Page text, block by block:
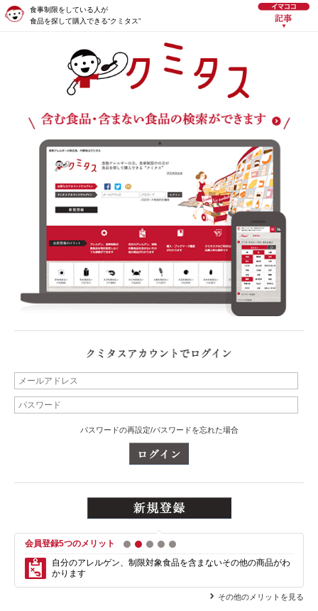
食事制限をしている人が
食品を探して購入できる“クミタス”
パスワードの再設定/パスワードを忘れた場合
会員登録5つのメリット 1 2 3 4
自分のアレルゲン、制限対象食品を含まないその他の商品がわ
かります
その他のメリットを見る